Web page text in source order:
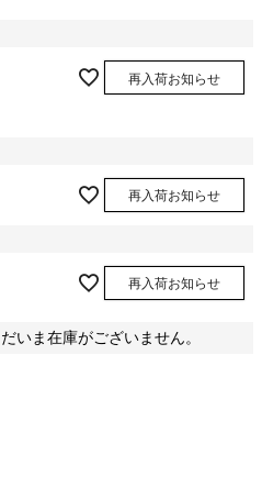
再入荷お知らせ
再入荷お知らせ
再入荷お知らせ
いま在庫がございません。